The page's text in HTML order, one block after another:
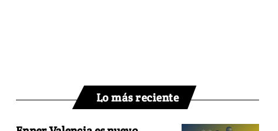
Lo más reciente